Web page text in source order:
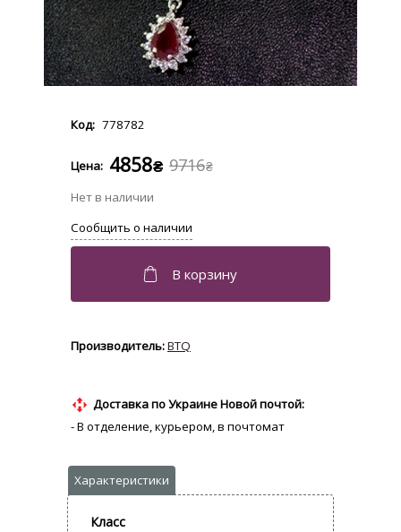
778782
9716₴
4858₴
BTQ
Доставка по Украине Новой почтой:
- В отделение, курьером, в почтомат
Класс